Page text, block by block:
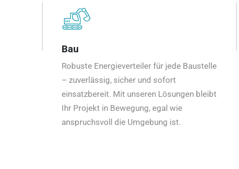
Bau
Robuste Energieverteiler für jede Baustelle
– zuverlässig, sicher und sofort
einsatzbereit. Mit unseren Lösungen bleibt
Ihr Projekt in Bewegung, egal wie
anspruchsvoll die Umgebung ist.